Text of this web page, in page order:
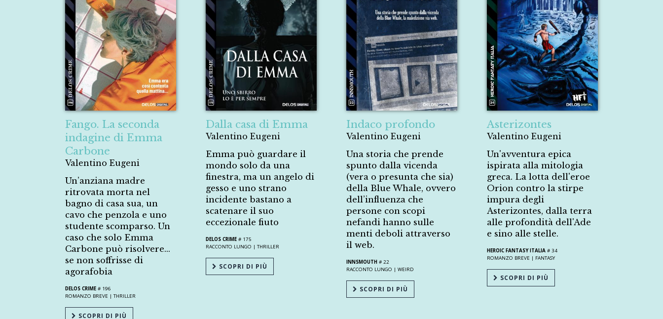
Fango. La seconda
indagine di Emma
Carbone
Valentino Eugeni
Un’anziana madre
ritrovata morta nel
bagno di casa sua, un
cavo che penzola e uno
studente scomparso. Un
caso che solo Emma
Carbone può risolvere…
se non soffrisse di
agorafobia
DELOS CRIME # 196
ROMANZO BREVE | THRILLER
SCOPRI DI PIÙ
Dalla casa di Emma
Valentino Eugeni
Emma può guardare il
mondo solo da una
finestra, ma un angelo di
gesso e uno strano
incidente bastano a
scatenare il suo
eccezionale fiuto
DELOS CRIME # 175
RACCONTO LUNGO | THRILLER
SCOPRI DI PIÙ
Indaco profondo
Valentino Eugeni
Una storia che prende
spunto dalla vicenda
(vera o presunta che sia)
della Blue Whale, ovvero
dell’influenza che
persone con scopi
nefandi hanno sulle
menti deboli attraverso
il web.
INNSMOUTH # 22
RACCONTO LUNGO | WEIRD
SCOPRI DI PIÙ
Asterizontes
Valentino Eugeni
Un'avventura epica
ispirata alla mitologia
greca. La lotta dell'eroe
Orion contro la stirpe
impura degli
Asterizontes, dalla terra
alle profondità dell'Ade
e sino alle stelle.
HEROIC FANTASY ITALIA # 34
ROMANZO BREVE | FANTASY
SCOPRI DI PIÙ